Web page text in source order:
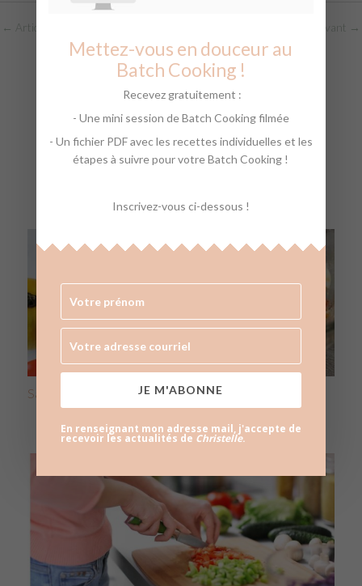
← Article précédent Article suivant →
Articles qui pourraient
vous plaire :
Salade de pommes de terre, thon, tomates, oeufs durs
Mettez-vous en douceur au
Batch Cooking !
Recevez gratuitement :
- Une mini session de Batch Cooking filmée
- Un fichier PDF avec les recettes individuelles et les
étapes à suivre pour votre Batch Cooking !
Inscrivez-vous ci-dessous !
JE M'ABONNE
En renseignant mon adresse mail, j'accepte de
recevoir les actualités de Christelle.